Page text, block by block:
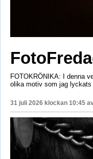
FOTOKRÖNIKA: I denna
olika motiv som jag lyckats
31 juli 2026 klockan 10:45